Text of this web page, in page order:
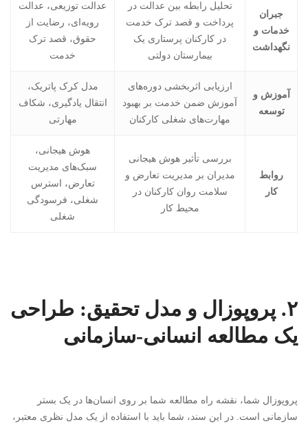
جبران
خدمات و
نگهداشت
تحلیل رابطه بین عدالت در
پرداخت و قصد ترک خدمت
در کارکنان پرستاری یک
بیمارستان دولتی
عدالت توزیعی، عدالت
رویه‌ای، رضایت از
حقوق، قصد ترک
خدمت
آموزش و
توسعه
ارزیابی اثربخشی دوره‌های
آموزش ضمن خدمت بر بهبود
مهارت‌های شغلی کارکنان
مدل کرک پاتریک،
انتقال یادگیری، شکاف
مهارتی
روابط
کار
بررسی تأثیر هوش هیجانی
مدیران بر مدیریت تعارض و
سلامت روان کارکنان در
محیط کار
هوش هیجانی،
سبک‌های مدیریت
تعارض، استرس
شغلی، فرسودگی
شغلی
۲. پروپوزال و مدل تحقیق: طراحی
یک مطالعه انسانی-سازمانی
پروپوزال شما، نقشه راه مطالعه شما بر روی انسان‌ها در یک بستر
سازمانی است. در این سند، شما باید با استفاده از یک مدل نظری معتبر،